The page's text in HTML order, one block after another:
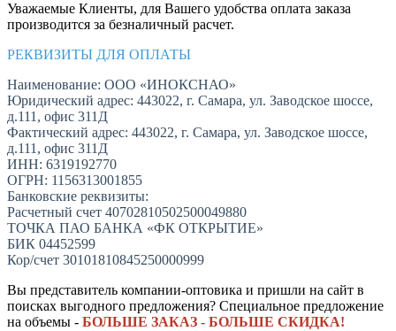
Уважаемые Клиенты, для Вашего удобства оплата заказа
производится за безналичный расчет.
РЕКВИЗИТЫ ДЛЯ ОПЛАТЫ
Наименование: ООО «ИНОКСНАО»
Юридический адрес: 443022, г. Самара, ул. Заводское шоссе,
д.111, офис 311Д
Фактический адрес: 443022, г. Самара, ул. Заводское шоссе,
д.111, офис 311Д
ИНН: 6319192770
ОГРН: 1156313001855
Банковские реквизиты:
Расчетный счет 40702810502500049880
ТОЧКА ПАО БАНКА «ФК ОТКРЫТИЕ»
БИК 04452599
Кор/счет 30101810845250000999
Вы представитель компании-оптовика и пришли на сайт в
поисках выгодного предложения? Специальное предложение
на объемы - БОЛЬШЕ ЗАКАЗ - БОЛЬШЕ СКИДКА!